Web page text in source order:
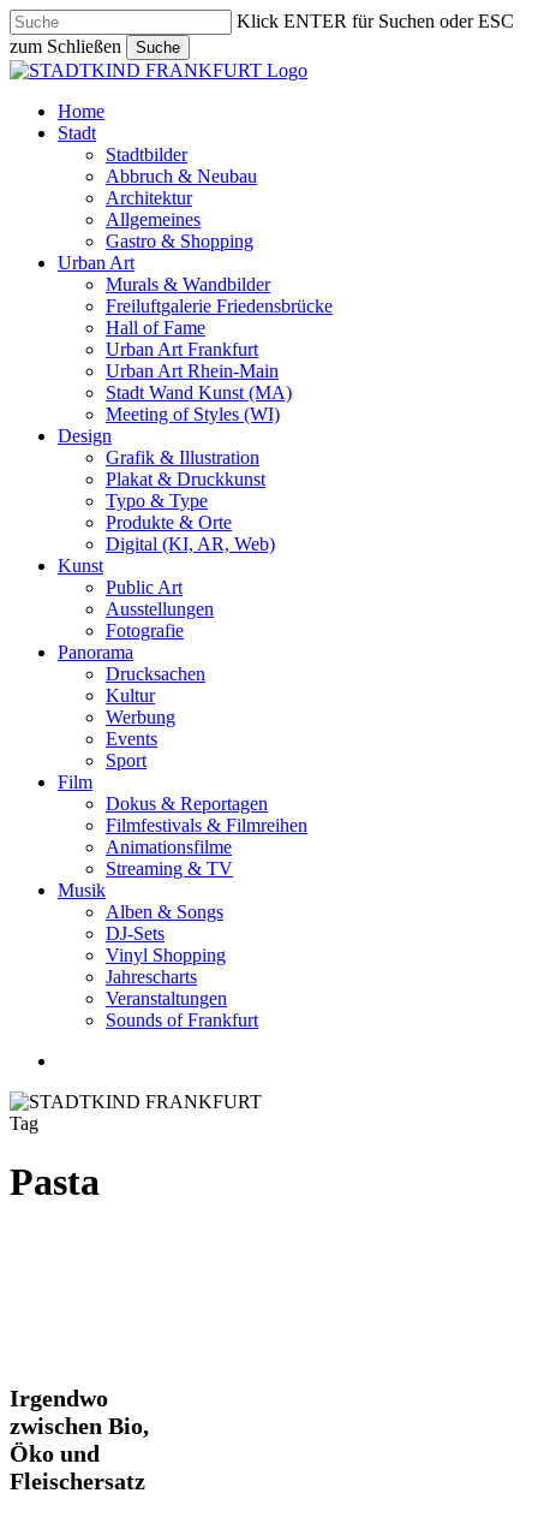
Skip
to
main
content
Klick ENTER für Suchen oder ESC
zum Schließen
Suche
Close
search
Menu
Home
Stadt
Stadtbilder
Abbruch & Neubau
Architektur
Allgemeines
Gastro & Shopping
Urban Art
Murals & Wandbilder
Freiluftgalerie Friedensbrücke
Hall of Fame
Urban Art Frankfurt
Urban Art Rhein-Main
Stadt Wand Kunst (MA)
Meeting of Styles (WI)
Design
Grafik & Illustration
Plakat & Druckkunst
Typo & Type
Produkte & Orte
Digital (KI, AR, Web)
Kunst
Public Art
Ausstellungen
Fotografie
Panorama
Drucksachen
Kultur
Werbung
Events
Sport
Film
Dokus & Reportagen
Filmfestivals & Filmreihen
Animationsfilme
Streaming & TV
Musik
Alben & Songs
DJ-Sets
Vinyl Shopping
Jahrescharts
Veranstaltungen
Sounds of Frankfurt
Tag
Pasta
Irgendwo
zwischen
Bio,
Öko
und
Irgendwo
zwischen Bio,
Öko und
Fleischersatz